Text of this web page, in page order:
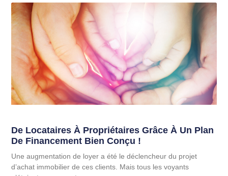
De Locataires À Propriétaires Grâce À Un Plan
De Financement Bien Conçu !
Une augmentation de loyer a été le déclencheur du projet
d’achat immobilier de ces clients. Mais tous les voyants